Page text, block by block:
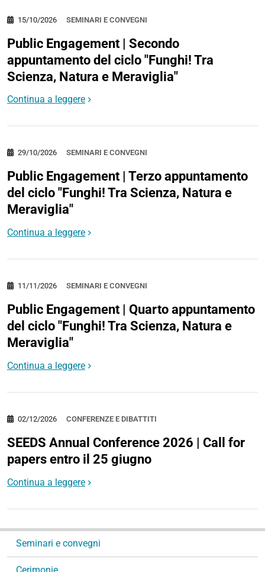
SEMINARI E CONVEGNI
15/10/2026
Public Engagement | Secondo
appuntamento del ciclo "Funghi! Tra
Scienza, Natura e Meraviglia"
Continua a leggere
SEMINARI E CONVEGNI
29/10/2026
Public Engagement | Terzo appuntamento
del ciclo "Funghi! Tra Scienza, Natura e
Meraviglia"
Continua a leggere
SEMINARI E CONVEGNI
11/11/2026
Public Engagement | Quarto appuntamento
del ciclo "Funghi! Tra Scienza, Natura e
Meraviglia"
Continua a leggere
CONFERENZE E DIBATTITI
02/12/2026
SEEDS Annual Conference 2026 | Call for
papers entro il 25 giugno
Continua a leggere
Seminari e convegni
Cerimonie